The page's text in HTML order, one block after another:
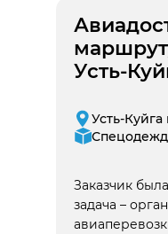
Усть-
Усть-
Заказчик
задача –